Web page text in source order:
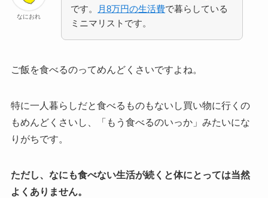
なにおれ
です。
月8万円の生活費で暮らしている
ミニマリストです。
ご飯を食べるのってめんどくさいですよね。
特に一人暮らしだと食べるものもないし買い物に行くの
もめんどくさいし、「もう食べるのいっか」みたいにな
りがちです。
ただし、なにも食べない生活が続くと体にとっては当然
よくありません。